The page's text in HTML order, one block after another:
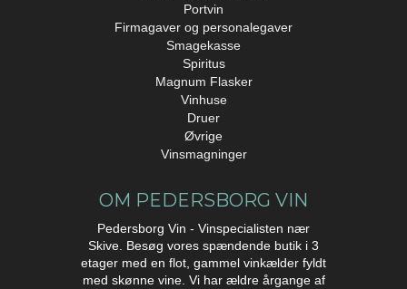
Portvin
Firmagaver og personalegaver
Smagekasse
Spiritus
Magnum Flasker
Vinhuse
Druer
Øvrige
Vinsmagninger
OM PEDERSBORG VIN
Pedersborg Vin - Vinspecialisten nær
Skive. Besøg vores spændende butik i 3
etager med en flot, gammel vinkælder fyldt
med skønne vine. Vi har ældre årgange af